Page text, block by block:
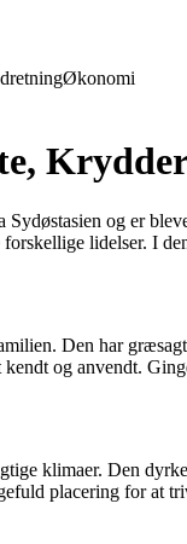
Økonomi
og er
lidelser. I
Den har
og anvendt.
klimaer. Den
placering for at